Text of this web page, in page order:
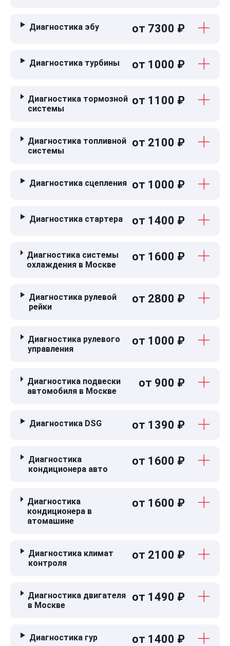
Диагностика эбу от 7300 ₽
Диагностика турбины от 1000 ₽
Диагностика тормозной
системы
от 1100 ₽
Диагностика топливной
системы
от 2100 ₽
Диагностика сцепления от 1000 ₽
Диагностика стартера от 1400 ₽
Диагностика системы
охлаждения в Москве
от 1600 ₽
Диагностика рулевой
рейки
от 2800 ₽
Диагностика рулевого
управления
от 1000 ₽
Диагностика подвески
автомобиля в Москве
от 900 ₽
Диагностика DSG от 1390 ₽
Диагностика
кондиционера авто
от 1600 ₽
Диагностика
кондиционера в
атомашине
от 1600 ₽
Диагностика климат
контроля
от 2100 ₽
Диагностика двигателя
в Москве
от 1490 ₽
Диагностика гур от 1400 ₽